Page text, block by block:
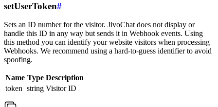
setUserToken#
Sets an ID number for the visitor. JivoChat does not display or
handle this ID in any way but sends it in Webhook events. Using
this method you can identify your website visitors when processing
Webhooks. We recommend using a hard-to-guess identifier to avoid
spoofing.
Name Type Description
token string Visitor ID